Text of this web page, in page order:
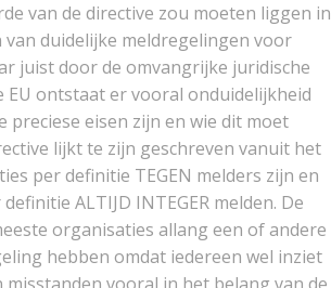
van de directive zou moeten liggen in
duidelijke meldregelingen voor
juist door de omvangrijke juridische
EU ontstaat er vooral onduidelijkheid
preciese eisen zijn en wie dit moet
lijkt te zijn geschreven vanuit het
per definitie TEGEN melders zijn en
ALTIJD INTEGER melden. De
organisaties allang een of andere
hebben omdat iedereen wel inziet